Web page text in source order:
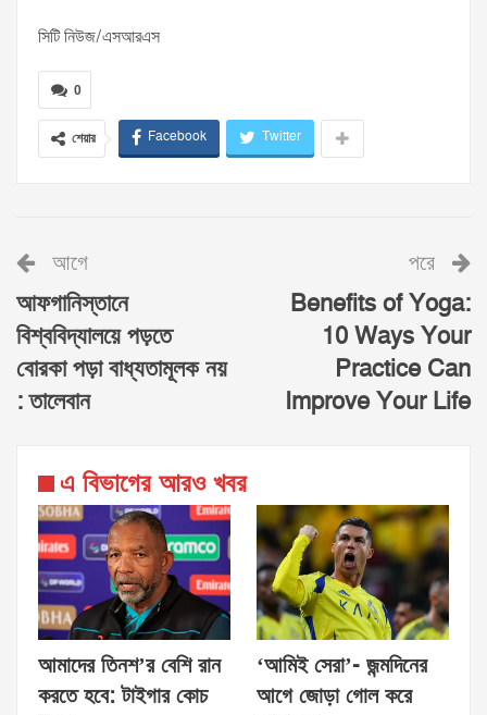
সিটি নিউজ/এসআরএস
0
শেয়ার Facebook Twitter
আগে
আফগানিস্তানে
বিশ্ববিদ্যালয়ে পড়তে
বোরকা পড়া বাধ্যতামূলক নয়
: তালেবান
পরে
Benefits of Yoga:
10 Ways Your
Practice Can
Improve Your Life
এ বিভাগের আরও খবর
আমাদের তিনশ’র বেশি রান
করতে হবে: টাইগার কোচ
‘আমিই সেরা’- জন্মদিনের
আগে জোড়া গোল করে